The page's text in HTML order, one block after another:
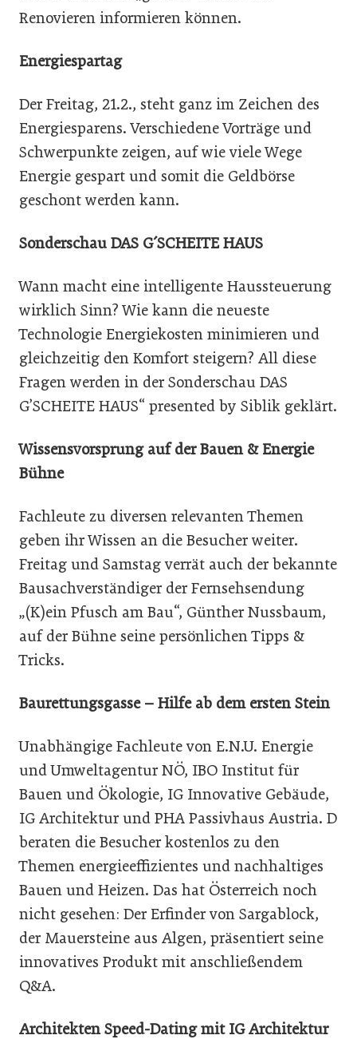
Renovieren informieren können.
Energiespartag
Der Freitag, 21.2., steht ganz im Zeichen des
Energiesparens. Verschiedene Vorträge und
Schwerpunkte zeigen, auf wie viele Wege
Energie gespart und somit die Geldbörse
geschont werden kann.
Sonderschau DAS G´SCHEITE HAUS
Wann macht eine intelligente Haussteuerung
wirklich Sinn? Wie kann die neueste
Technologie Energiekosten minimieren und
gleichzeitig den Komfort steigern? All diese
Fragen werden in der Sonderschau DAS
G’SCHEITE HAUS“ presented by Siblik geklärt.
Wissensvorsprung auf der Bauen & Energie
Bühne
Fachleute zu diversen relevanten Themen
geben ihr Wissen an die Besucher weiter.
Freitag und Samstag verrät auch der bekannte
Bausachverständiger der Fernsehsendung
„(K)ein Pfusch am Bau“, Günther Nussbaum,
auf der Bühne seine persönlichen Tipps &
Tricks.
Baurettungsgasse – Hilfe ab dem ersten Stein
Unabhängige Fachleute von E.N.U. Energie
und Umweltagentur NÖ, IBO Institut für
Bauen und Ökologie, IG Innovative Gebäude,
IG Architektur und PHA Passivhaus Austria. D
beraten die Besucher kostenlos zu den
Themen energieeffizientes und nachhaltiges
Bauen und Heizen. Das hat Österreich noch
nicht gesehen: Der Erfinder von Sargablock,
der Mauersteine aus Algen, präsentiert seine
innovatives Produkt mit anschließendem
Q&A.
Architekten Speed-Dating mit IG Architektur